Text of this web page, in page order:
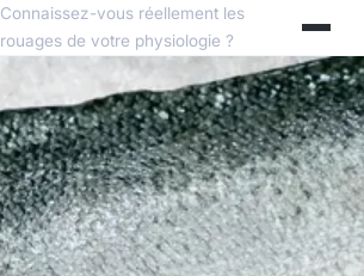
Connaissez-vous réellement les
rouages de votre physiologie ?